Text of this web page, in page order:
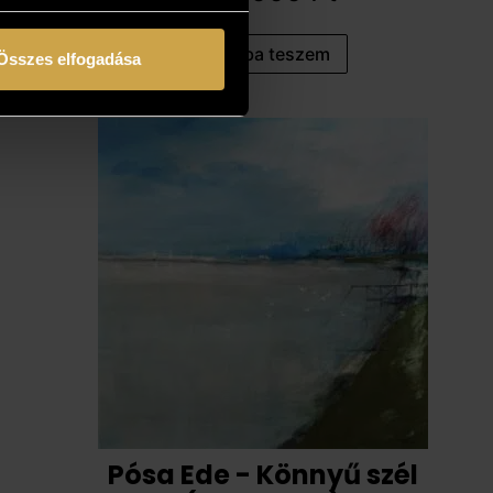
elfogadása Kosárba teszem
Pósa Ede - Könnyű szél